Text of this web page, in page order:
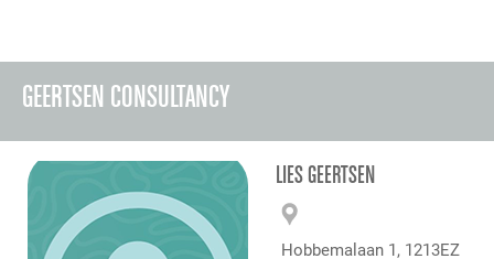
GEERTSEN CONSULTANCY
LIES GEERTSEN
Hobbemalaan 1, 1213EZ